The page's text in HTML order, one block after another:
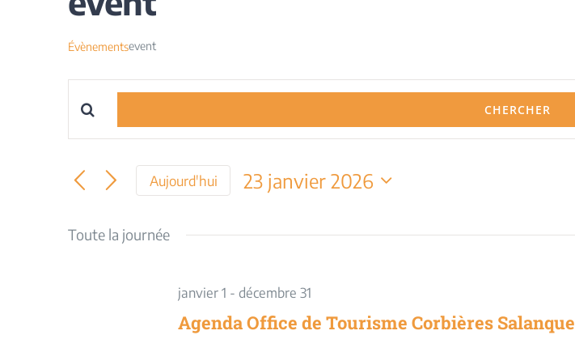
Évènementsevent
Recherche
et
navigation
de
Évènements
Saisir
Rechercher
par
CHERCHER
Aujourd'hui
23 janvier 2026
date.
Toute la journée
janvier 1 - décembre 31
Agenda Office de Tourisme Corbières Salanque